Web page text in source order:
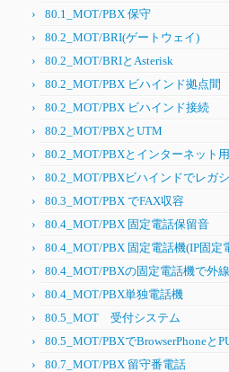
80.1_MOT/PBX 保守
80.2_MOT/BRI(ゲートウェイ)
80.2_MOT/BRIとAsterisk
80.2_MOT/PBX ビハインド拠点間
80.2_MOT/PBX ビハインド接続
80.2_MOT/PBXとUTM
80.2_MOT/PBXとインターネット
80.2_MOT/PBXビハインドでレガ
80.3_MOT/PBX でFAX収容
80.4_MOT/PBX 固定電話保留音
80.4_MOT/PBX 固定電話機(IP固定
80.4_MOT/PBXの固定電話機で外
80.4_MOT/PBX単独電話機
80.5_MOT 受付システム
80.5_MOT/PBXでBrowserPhoneと
80.7_MOT/PBX 留守番電話